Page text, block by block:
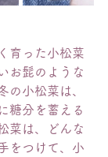
育った小松菜
お髭のような
の小松菜は、
糖分を蓄える
菜は、どんな
をつけて、小